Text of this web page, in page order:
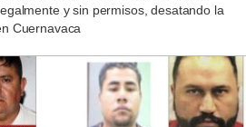
y sin permisos, desatando la
Cuernavaca